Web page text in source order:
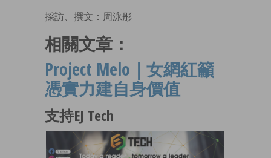
採訪、撰文：周泳彤
相關文章：
Project Melo｜女網紅籲
憑實力建自身價值
支持EJ Tech